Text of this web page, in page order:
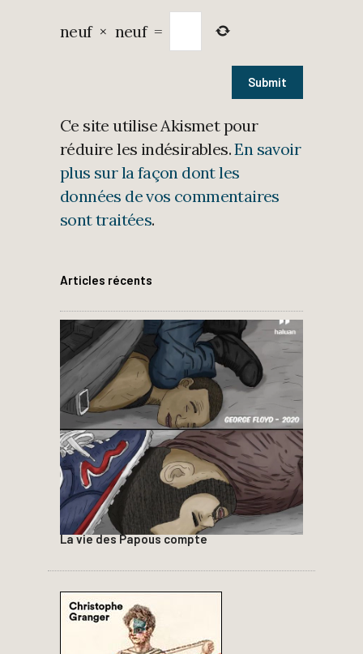
neuf × neuf =
Ce site utilise Akismet pour
réduire les indésirables.En savoir
plus sur la façon dont les
données de vos commentaires
sont traitées.
Articles récents
La vie des Papous compte